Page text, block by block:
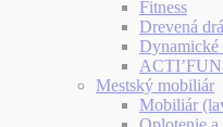
Fitness
Drevená
Dynamické
Mestský mobiliár
Mobiliár